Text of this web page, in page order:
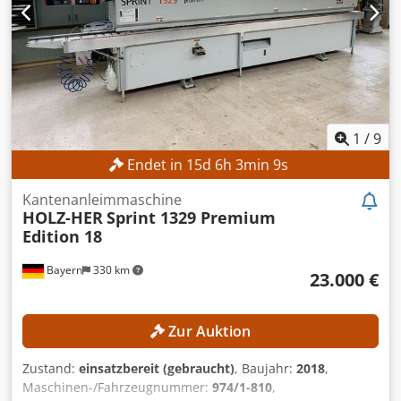
32 mm Raster Sägeaggregat Integriertes Sägeaggregat zum
Sägen / Nuten in X-Richtung n(max) 1000 - 5650 min-1
stufenlos regelbar Werkzeugaufnahme: A = max. DM = 125
mm Dwjdpfx Aoy Tpz Rsg Usa Lagerort: Lieferant
1 /9
Endet in 15d 6h 3min 7s
Bayern 330 km
Kantenanleimmaschine
HOLZ-HERSprint 1329 Premium
Edition 18
23.000 €
Zur Auktion
Zustand: einsatzbereit (gebraucht), Baujahr: 2018,
Maschinen-/Fahrzeugnummer: 974/1-810,